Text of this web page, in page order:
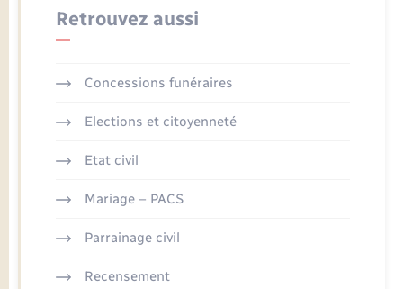
Retrouvez aussi
Concessions funéraires
Elections et citoyenneté
Etat civil
Mariage – PACS
Parrainage civil
Recensement